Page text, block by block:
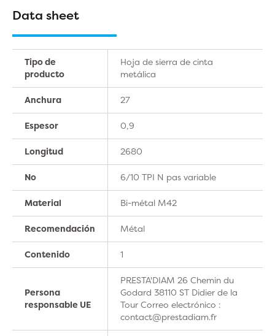
Data sheet
Tipo de
producto
Hoja de sierra de cinta
metálica
Anchura 27
Espesor 0,9
Longitud 2680
No 6/10 TPI N pas variable
Material Bi-métal M42
Recomendación Métal
Contenido 1
Persona
responsable UE
PRESTA'DIAM 26 Chemin du
Godard 38110 ST Didier de la
Tour Correo electrónico :
contact@prestadiam.fr